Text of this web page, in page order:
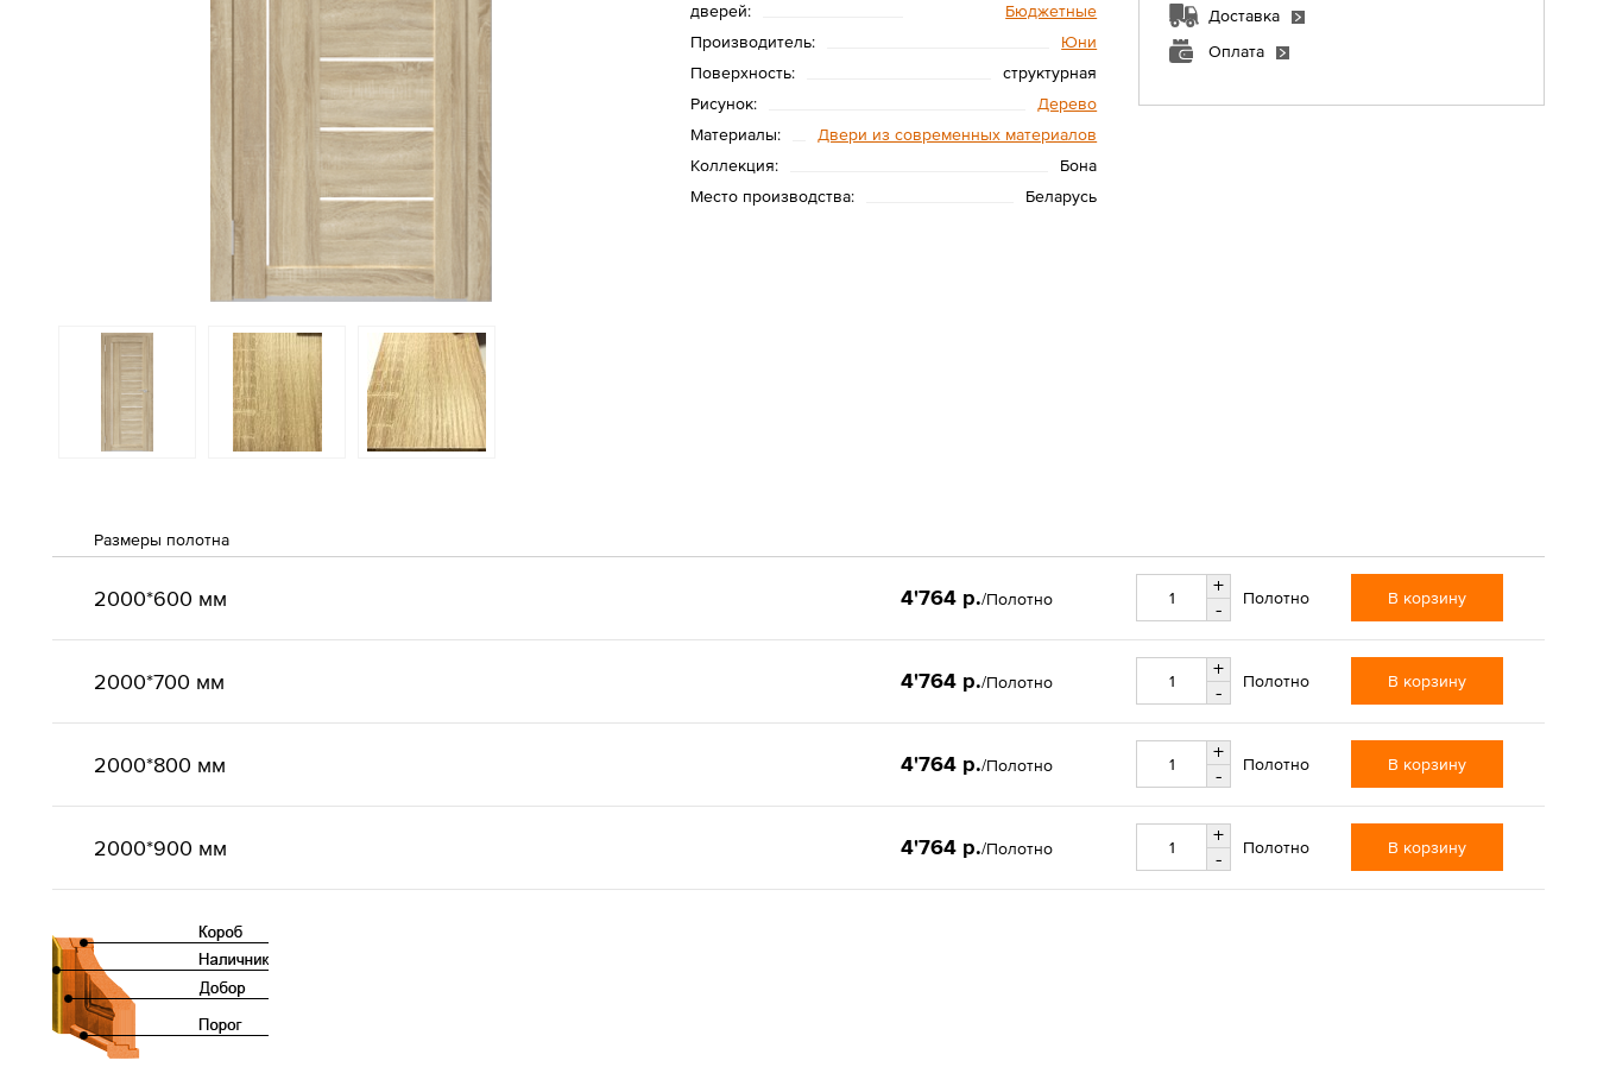
дверей:
Бюджетные
Производитель:
Юни
Поверхность:
структурная
Рисунок:
Дерево
Материалы:
Двери из современных материалов
Коллекция:
Бона
Место производства:
Беларусь
Доставка
Оплата
Размеры полотна
2000*600 мм 4'764 р./Полотно
+
-
Полотно В корзину
2000*700 мм 4'764 р./Полотно
+
-
Полотно В корзину
2000*800 мм 4'764 р./Полотно
+
-
Полотно В корзину
2000*900 мм 4'764 р./Полотно
+
-
Полотно В корзину